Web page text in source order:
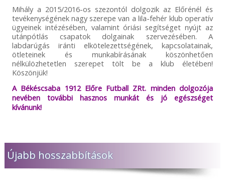
Mihály a 2015/2016-os szezontól dolgozik az Előrénél és
tevékenységének nagy szerepe van a lila-fehér klub operatív
ügyeinek intézésében, valamint óriási segítséget nyújt az
utánpótlás csapatok dolgainak szervezésében. A
labdarúgás iránti elkötelezettségének, kapcsolatainak,
ötleteinek és munkabírásának köszönhetően
nélkülözhetetlen szerepet tölt be a klub életében!
Köszönjük!
A Békéscsaba 1912 Előre Futball ZRt. minden dolgozója
nevében további hasznos munkát és jó egészséget
kívánunk!
Újabb hosszabbítások